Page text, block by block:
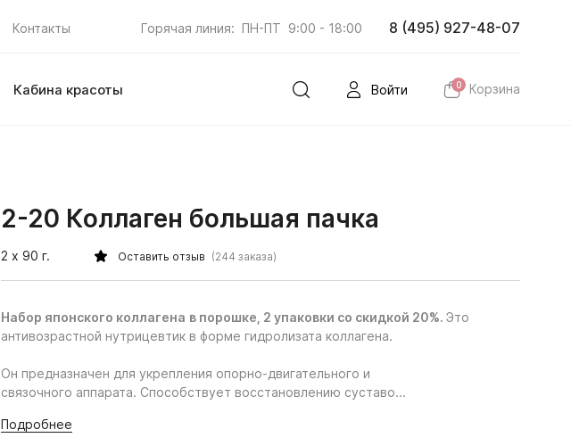
Контакты Горячая линия: ПН-ПТ 9:00 - 18:00 8 (495) 927-48-07
Кабина красоты Войти 0 Корзина
2-20 Коллаген большая пачка
2 х 90 г. Оставить отзыв (244 заказа)
Набор японского коллагена в порошке, 2 упаковки со скидкой 20%. Это
антивозрастной нутрицевтик в форме гидролизата коллагена.
Он предназначен для укрепления опорно-двигательного и
связочного аппарата. Способствует восстановлению суставо...
Подробнее